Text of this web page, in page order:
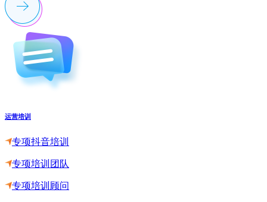
运营培训
专项抖音培训
专项培训团队
专项培训顾问